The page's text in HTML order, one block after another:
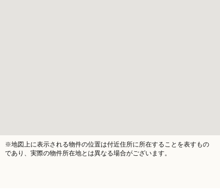
※地図上に表示される物件の位置は付近住所に所在することを表すもの
であり、実際の物件所在地とは異なる場合がございます。